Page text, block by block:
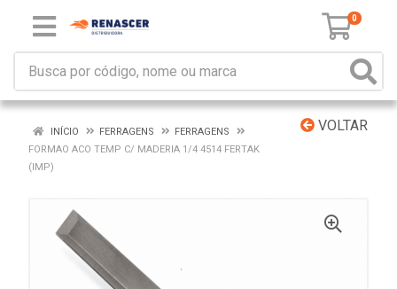
0
VOLTAR
INÍCIO FERRAGENS
FERRAGENS
FORMAO ACO TEMP C/ MADERIA 1/4 4514 FERTAK
(IMP)